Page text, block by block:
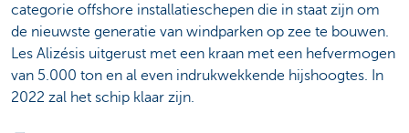
categorie offshore installatieschepen die in staat zijn om
de nieuwste generatie van windparken op zee te bouwen.
Les Alizésis uitgerust met een kraan met een hefvermogen
van 5.000 ton en al even indrukwekkende hijshoogtes. In
2022 zal het schip klaar zijn.